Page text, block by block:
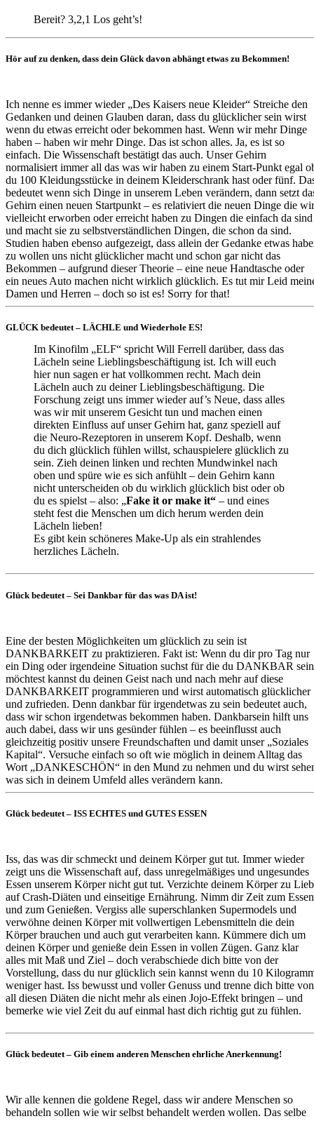
Bereit? 3,2,1 Los geht’s!
Hör auf zu denken, dass dein Glück davon abhängt etwas zu Bekommen!
Ich nenne es immer wieder „Des Kaisers neue Kleider“ Streiche den
Gedanken und deinen Glauben daran, dass du glücklicher sein wirst
wenn du etwas erreicht oder bekommen hast. Wenn wir mehr Dinge
haben – haben wir mehr Dinge. Das ist schon alles. Ja, es ist so
einfach. Die Wissenschaft bestätigt das auch. Unser Gehirn
normalisiert immer all das was wir haben zu einem Start-Punkt egal
du 100 Kleidungsstücke in deinem Kleiderschrank hast oder fünf.
bedeutet wenn sich Dinge in unserem Leben verändern, dann setzt
Gehirn einen neuen Startpunkt – es relativiert die neuen Dinge die wir
vielleicht erworben oder erreicht haben zu Dingen die einfach da sind
und macht sie zu selbstverständlichen Dingen, die schon da sind.
Studien haben ebenso aufgezeigt, dass allein der Gedanke etwas
zu wollen uns nicht glücklicher macht und schon gar nicht das
Bekommen – aufgrund dieser Theorie – eine neue Handtasche oder
ein neues Auto machen nicht wirklich glücklich. Es tut mir Leid
Damen und Herren – doch so ist es! Sorry for that!
GLÜCK bedeutet – LÄCHLE und Wiederhole ES!
Im Kinofilm „ELF“ spricht Will Ferrell darüber, dass das
Lächeln seine Lieblingsbeschäftigung ist. Ich will euch
hier nun sagen er hat vollkommen recht. Mach dein
Lächeln auch zu deiner Lieblingsbeschäftigung. Die
Forschung zeigt uns immer wieder auf’s Neue, dass alles
was wir mit unserem Gesicht tun und machen einen
direkten Einfluss auf unser Gehirn hat, ganz speziell auf
die Neuro-Rezeptoren in unserem Kopf. Deshalb, wenn
du dich glücklich fühlen willst, schauspielere glücklich zu
sein. Zieh deinen linken und rechten Mundwinkel nach
oben und spüre wie es sich anfühlt – dein Gehirn kann
nicht unterscheiden ob du wirklich glücklich bist oder ob
du es spielst – also: „Fake it or make it“ – und eines
steht fest die Menschen um dich herum werden dein
Lächeln lieben!
Es gibt kein schöneres Make-Up als ein strahlendes
herzliches Lächeln.
Glück bedeutet – Sei Dankbar für das was DA ist!
Eine der besten Möglichkeiten um glücklich zu sein ist
DANKBARKEIT zu praktizieren. Fakt ist: Wenn du dir pro Tag nur
ein Ding oder irgendeine Situation suchst für die du DANKBAR sein
möchtest kannst du deinen Geist nach und nach mehr auf diese
DANKBARKEIT programmieren und wirst automatisch glücklicher
und zufrieden. Denn dankbar für irgendetwas zu sein bedeutet auch,
dass wir schon irgendetwas bekommen haben. Dankbarsein hilft uns
auch dabei, dass wir uns gesünder fühlen – es beeinflusst auch
gleichzeitig positiv unsere Freundschaften und damit unser „Soziales
Kapital“. Versuche einfach so oft wie möglich in deinem Alltag das
Wort „DANKESCHÖN“ in den Mund zu nehmen und du wirst
was sich in deinem Umfeld alles verändern kann.
Glück bedeutet – ISS ECHTES und GUTES ESSEN
Iss, das was dir schmeckt und deinem Körper gut tut. Immer wieder
zeigt uns die Wissenschaft auf, dass unregelmäßiges und ungesundes
Essen unserem Körper nicht gut tut. Verzichte deinem Körper zu
auf Crash-Diäten und einseitige Ernährung. Nimm dir Zeit zum Essen
und zum Genießen. Vergiss alle superschlanken Supermodels und
verwöhne deinen Körper mit vollwertigen Lebensmitteln die dein
Körper brauchen und auch gut verarbeiten kann. Kümmere dich um
deinen Körper und genieße dein Essen in vollen Zügen. Ganz klar
alles mit Maß und Ziel – doch verabschiede dich bitte von der
Vorstellung, dass du nur glücklich sein kannst wenn du 10
weniger hast. Iss bewusst und voller Genuss und trenne dich bitte von
all diesen Diäten die nicht mehr als einen Jojo-Effekt bringen – und
bemerke wie viel Zeit du auf einmal hast dich richtig gut zu fühlen.
Glück bedeutet – Gib einem anderen Menschen ehrliche Anerkennung!
Wir alle kennen die goldene Regel, dass wir andere Menschen so
behandeln sollen wie wir selbst behandelt werden wollen. Das selbe